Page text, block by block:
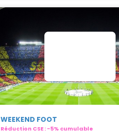
WEEKEND FOOT
Réduction CSE : -5% cumulable